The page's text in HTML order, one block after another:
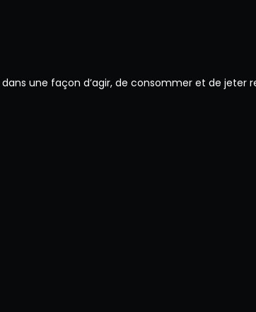
une façon d’agir, de consommer et de jeter